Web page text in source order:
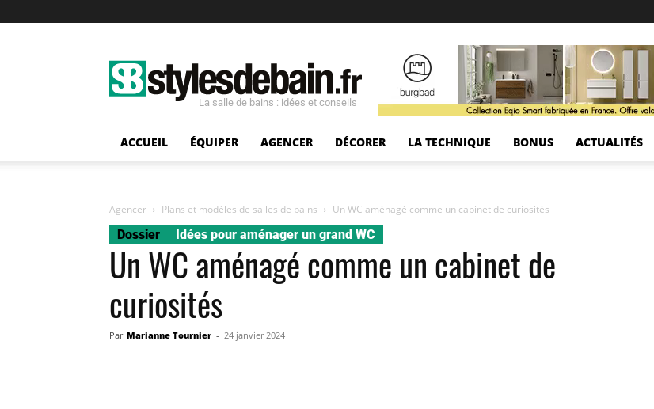
La salle de bains : idées et conseils
ACCUEIL ÉQUIPER AGENCER DÉCORER LA TECHNIQUE BONUS ACTUALITÉS
Agencer Plans et modèles de salles de bains Un WC aménagé comme un cabinet de curiosités
Dossier Idées pour aménager un grand WC
Un WC aménagé comme un cabinet de
curiosités
Par Marianne Tournier - 24 janvier 2024